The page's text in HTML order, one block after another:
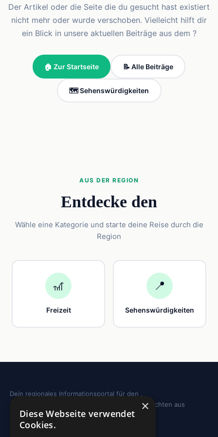
Der Artikel oder die Seite die du gesucht hast existiert
nicht mehr oder wurde verschoben. Vielleicht hilft dir
ein Blick in unsere aktuellen Beiträge aus dem ?
🏠 Zur Startseite 📝 Alle Beiträge
🗺️ Sehenswürdigkeiten
AUS DER REGION
Entdecke den
Wähle eine Kategorie und starte deine Reise durch die
Region
🎢
Freizeit
📍
Sehenswürdigkeiten
Dein regionales Informationsportal für den .
Sehenswürdigkeiten, Ausflugstipps und Geschichten aus
deiner Region.
×
Diese Webseite verwendet
Cookies.